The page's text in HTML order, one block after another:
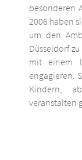
besonderen
2006 haben
um den
Düsseldorf
mit einem
engagieren.
Kindern,
veranstalten